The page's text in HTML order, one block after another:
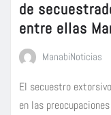
de
entre ellas
ManabiNoticias
El secuestro
en las